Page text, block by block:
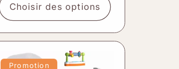
Choisir des options
Promotion